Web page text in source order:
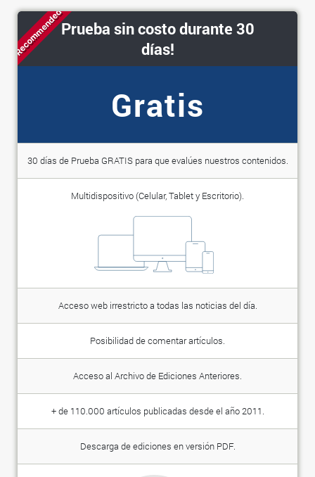
RecommendedPrueba sin costo durante 30
días!
Gratis
30 días de Prueba GRATIS para que evalúes nuestros contenidos.
Multidispositivo (Celular, Tablet y Escritorio).
Acceso web irrestricto a todas las noticias del día.
Posibilidad de comentar artículos.
Acceso al Archivo de Ediciones Anteriores.
+ de 110.000 artículos publicadas desde el año 2011.
Descarga de ediciones en versión PDF.